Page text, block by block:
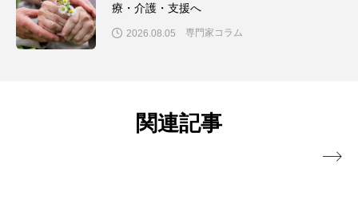
療・介護・支援へ
2026.08.05 専門家コラム
関連記事
